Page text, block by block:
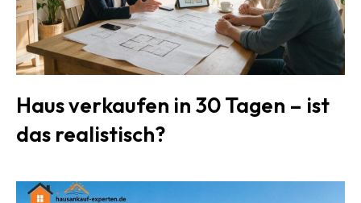
Haus verkaufen in 30 Tagen – ist
das realistisch?